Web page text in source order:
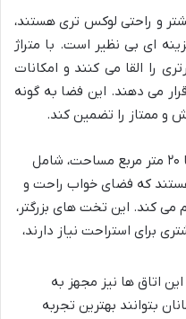
و راحتی لوکس تری هستند،
ای بی نظیر است. با متراژ
را القا می کنند و امکانات
می دهند. این فضا به گونه
و ممتاز را تضمین کند.
این اتاق ها با ۲۰ متر مربع مساحت، شامل
که فضای خواب راحت و
می کند. این تخت های بزرگتر،
برای استراحت نیاز دارند،
اتاق ها نیز مجهز به
بتوانند بهترین تجربه